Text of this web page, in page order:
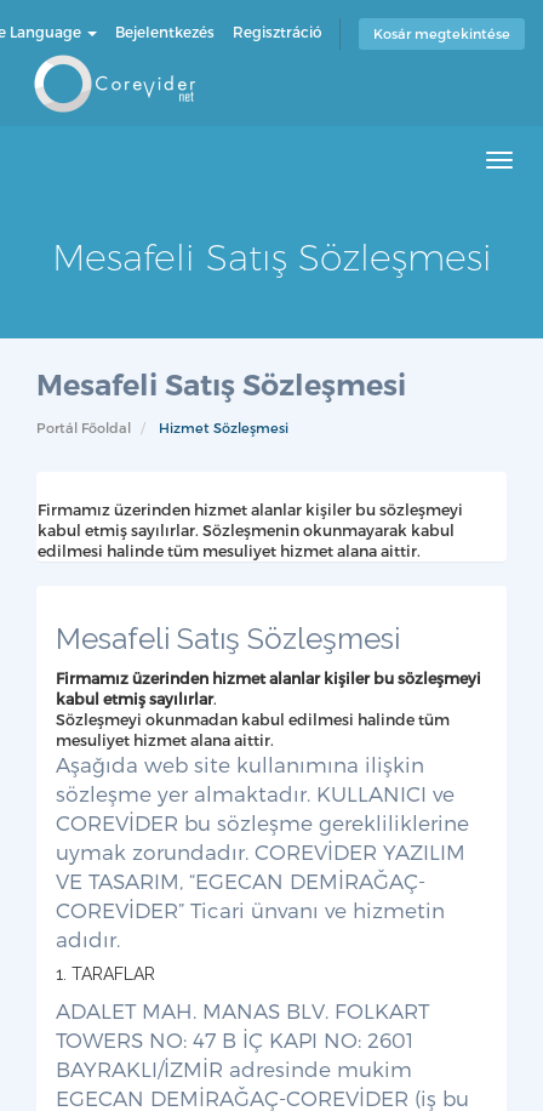
Language Bejelentkezés Regisztráció Kosár megtekintése
Mesafeli Satış Sözleşmesi
Mesafeli Satış Sözleşmesi
Portál Főoldal Hizmet Sözleşmesi
Firmamız üzerinden hizmet alanlar kişiler bu sözleşmeyi
kabul etmiş sayılırlar. Sözleşmenin okunmayarak kabul
edilmesi halinde tüm mesuliyet hizmet alana aittir.
Mesafeli Satış Sözleşmesi
Firmamız üzerinden hizmet alanlar kişiler bu sözleşmeyi
kabul etmiş sayılırlar.
Sözleşmeyi okunmadan kabul edilmesi halinde tüm
mesuliyet hizmet alana aittir.
Aşağıda web site kullanımına ilişkin
sözleşme yer almaktadır. KULLANICI ve
COREVİDER bu sözleşme gerekliliklerine
uymak zorundadır. COREVİDER YAZILIM
VE TASARIM, “EGECAN DEMİRAĞAÇ-
COREVİDER” Ticari ünvanı ve hizmetin
adıdır.
1. TARAFLAR
ADALET MAH. MANAS BLV. FOLKART
TOWERS NO: 47 B İÇ KAPI NO: 2601
BAYRAKLI/İZMİR adresinde mukim
EGECAN DEMİRAĞAÇ-COREVİDER (iş bu